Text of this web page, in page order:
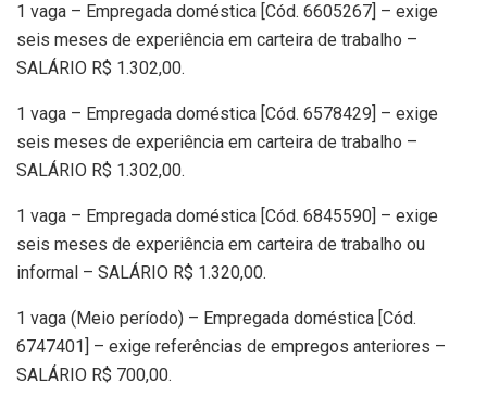
1 vaga – Empregada doméstica [Cód. 6605267] – exige
seis meses de experiência em carteira de trabalho –
SALÁRIO R$ 1.302,00.
1 vaga – Empregada doméstica [Cód. 6578429] – exige
seis meses de experiência em carteira de trabalho –
SALÁRIO R$ 1.302,00.
1 vaga – Empregada doméstica [Cód. 6845590] – exige
seis meses de experiência em carteira de trabalho ou
informal – SALÁRIO R$ 1.320,00.
1 vaga (Meio período) – Empregada doméstica [Cód.
6747401] – exige referências de empregos anteriores –
SALÁRIO R$ 700,00.